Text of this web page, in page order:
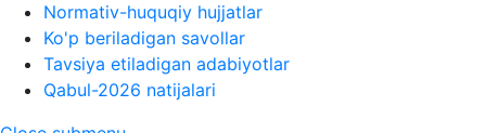
Normativ-huquqiy hujjatlar
Ko'p beriladigan savollar
Tavsiya etiladigan adabiyotlar
Qabul-2026 natijalari